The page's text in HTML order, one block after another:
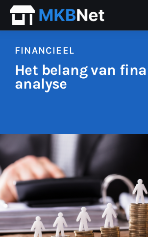
Home
Personeel
FINANCIEEL
Het belang van
analyse